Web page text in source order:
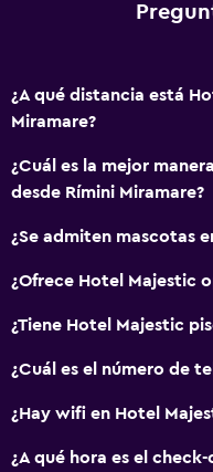
Accesibilidad y
Mascotas permitidas
extra)
Ascensor
Lavandería
Servicios de lavandería/
Enchufe cerca de la
¿A qué distancia está
Miramare?
¿Cuál es la mejor
desde Rímini Miramare?
¿Se admiten mascotas
¿Ofrece Hotel Majestic
¿Tiene Hotel Majestic
¿Cuál es el número de
¿Hay wifi en Hotel
¿A qué hora es el